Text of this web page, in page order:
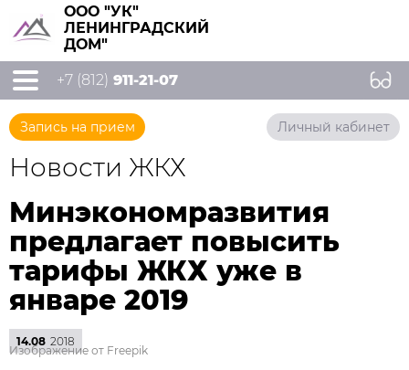
ООО "УК"
ЛЕНИНГРАДСКИЙ
ДОМ"
+7 (812) 911-21-07
Запись на прием Личный кабинет
Новости ЖКХ
Минэкономразвития
предлагает повысить
тарифы ЖКХ уже в
январе 2019
14.08 2018
Изображение от Freepik